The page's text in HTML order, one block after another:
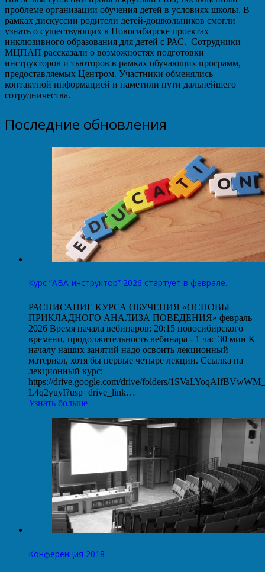
проблеме организации обучения детей в условиях школы. В
рамках дискуссии родители детей-дошкольников смогли
узнать о существующих в Новосибирске проектах
инклюзивного образования для детей с РАС. Сотрудники
МЦПАП рассказали о возможностях подготовки
инструкторов и тьюторов в рамках обучающих программ,
предоставляемых Центром. Участники обменялись
контактной информацией и наметили пути дальнейшего
сотрудничества.
Последние обновления
Курс “АВА-инструктор” 2026 стартует в феврале.
РАСПИСАНИЕ КУРСА ОБУЧЕНИЯ «ОСНОВЫ
ПРИКЛАДНОГО АНАЛИЗА ПОВЕДЕНИЯ» февраль
2026 Время начала вебинаров: 20:15 новосибирского
времени, продолжительность вебинара - 1 час 30 мин К
началу наших занятий надо освоить лекционный
материал, хотя бы первые четыре лекции. Ссылка на
лекционный курс:
https://drive.google.com/drive/folders/
L4q2yuyI?usp=drive_link…
Узнать больше
Конференция 2018